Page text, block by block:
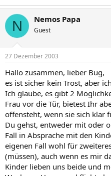
N Nemos Papa
Guest
27 Dezember 2003
Hallo zusammen, lieber Bug,
es ist sicher kein Trost, aber
Ich glaube, es gibt 2
Frau vor die Tür, bietest Ihr
offensteht, wenn sie sich klar
Du gehst, entweder mit oder
Fall in Absprache mit den
eigenen Fall wohl für
(müssen), auch wenn es mir
Kinder lieben uns beide und